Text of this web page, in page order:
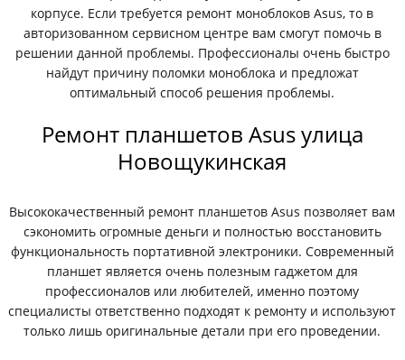
корпусе. Если требуется ремонт моноблоков Asus, то в
авторизованном сервисном центре вам смогут помочь в
решении данной проблемы. Профессионалы очень быстро
найдут причину поломки моноблока и предложат
оптимальный способ решения проблемы.
Ремонт планшетов Asus улица
Новощукинская
Высококачественный ремонт планшетов Asus позволяет вам
сэкономить огромные деньги и полностью восстановить
функциональность портативной электроники. Современный
планшет является очень полезным гаджетом для
профессионалов или любителей, именно поэтому
специалисты ответственно подходят к ремонту и используют
только лишь оригинальные детали при его проведении.